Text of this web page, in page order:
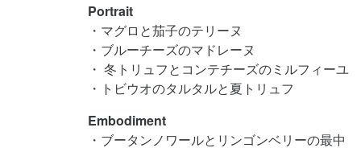
Portrait
・マグロと茄子のテリーヌ
・ブルーチーズのマドレーヌ
・ 冬トリュフとコンテチーズのミルフィーユ
・トビウオのタルタルと夏トリュフ
Embodiment
・ブータンノワールとリンゴンベリーの最中